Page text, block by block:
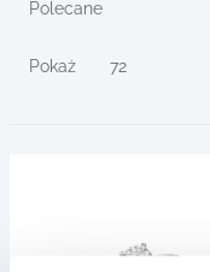
Sortuj wg
Polecane
Pokaż 72